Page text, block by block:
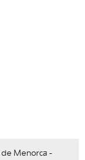
de Menorca -